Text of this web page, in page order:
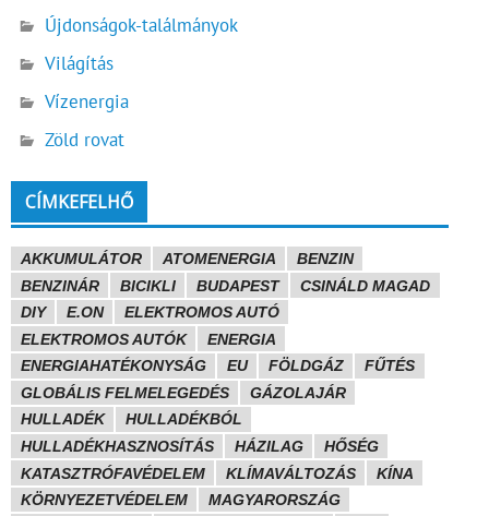
Újdonságok-találmányok
Világítás
Vízenergia
Zöld rovat
CÍMKEFELHŐ
AKKUMULÁTOR ATOMENERGIA
BENZIN
BENZINÁR
BICIKLI BUDAPEST
CSINÁLD MAGAD
DIY
E.ON
ELEKTROMOS AUTÓ
ELEKTROMOS AUTÓK
ENERGIA
ENERGIAHATÉKONYSÁG
EU FÖLDGÁZ
FŰTÉS
GLOBÁLIS FELMELEGEDÉS
GÁZOLAJÁR
HULLADÉK
HULLADÉKBÓL
HULLADÉKHASZNOSÍTÁS
HÁZILAG
HŐSÉG
KATASZTRÓFAVÉDELEM
KLÍMAVÁLTOZÁS
KÍNA
KÖRNYEZETVÉDELEM
MAGYARORSZÁG